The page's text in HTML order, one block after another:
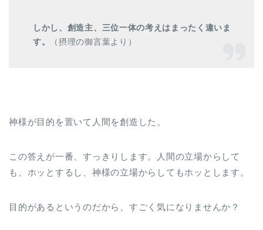
しかし、創造主、三位一体の考えはまったく違いま
す。
（摂理の御言葉より）
神様が目的を置いて人間を創造した。
この答えが一番、すっきりします。人間の立場からして
も、ホッとするし、神様の立場からしてもホッとします。
目的があるというのだから、すごく気になりませんか？